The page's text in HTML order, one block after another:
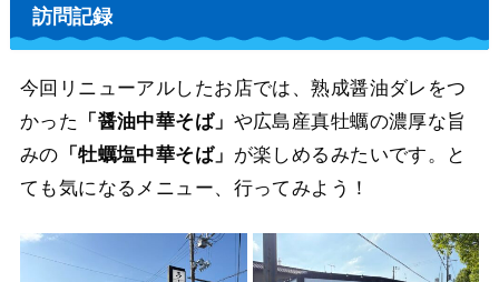
訪問記録
今回リニューアルしたお店では、熟成醤油ダレをつ
かった 「醤油中華そば」 や広島産真牡蠣の濃厚な旨
みの 「牡蠣塩中華そば」 が楽しめるみたいです。と
ても気になるメニュー、行ってみよう！